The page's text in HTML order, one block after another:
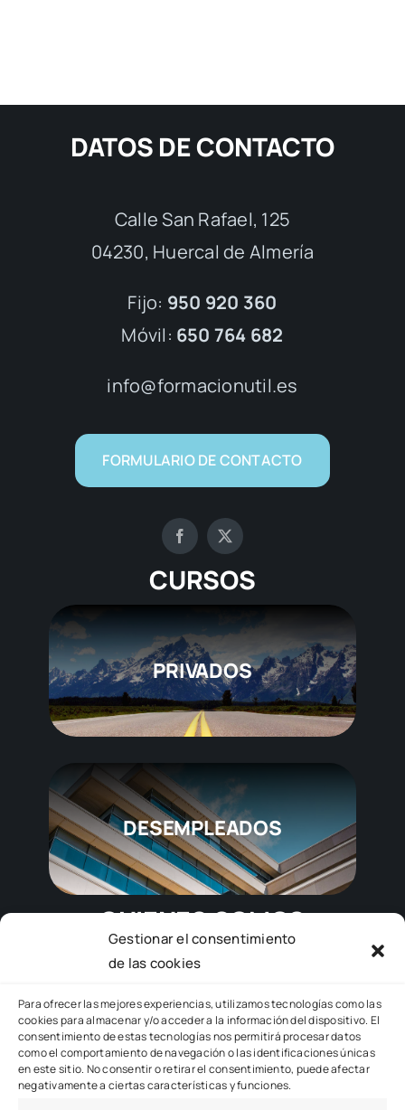
Gestionar el consentimiento
de las cookies
Para ofrecer las mejores experiencias, utilizamos tecnologías como las
cookies para almacenar y/o acceder a la información del dispositivo. El
consentimiento de estas tecnologías nos permitirá procesar datos
como el comportamiento de navegación o las identificaciones únicas
en este sitio. No consentir o retirar el consentimiento, puede afectar
negativamente a ciertas características y funciones.
DATOS DE CONTACTO
Calle San Rafael, 125
04230, Huercal de Almería
Fijo: 950 920 360
Móvil: 650 764 682
info@formacionutil.es
FORMULARIO DE CONTACTO
CURSOS
PRIVADOS
DESEMPLEADOS
QUIENES SOMOS
Toggle
Navigation
EMPRESA